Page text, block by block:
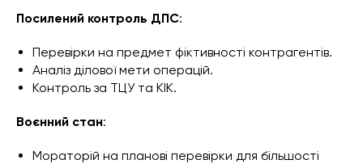
Посилений контроль ДПС:
Перевірки на предмет фіктивності контрагентів.
Аналіз ділової мети операцій.
Контроль за ТЦУ та КІК.
Воєнний стан:
Мораторій на планові перевірки для більшості